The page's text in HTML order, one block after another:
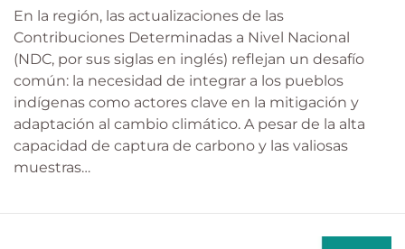
En la región, las actualizaciones de las
Contribuciones Determinadas a Nivel Nacional
(NDC, por sus siglas en inglés) reflejan un desafío
común: la necesidad de integrar a los pueblos
indígenas como actores clave en la mitigación y
adaptación al cambio climático. A pesar de la alta
capacidad de captura de carbono y las valiosas
muestras…